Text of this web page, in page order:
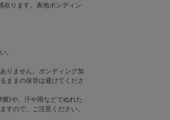
在ります。表地ボンディン
。
りません。ポンディング加
ままの保管は避けてくださ
)や、汗や雨などでぬれた
すので、ご注意ください。